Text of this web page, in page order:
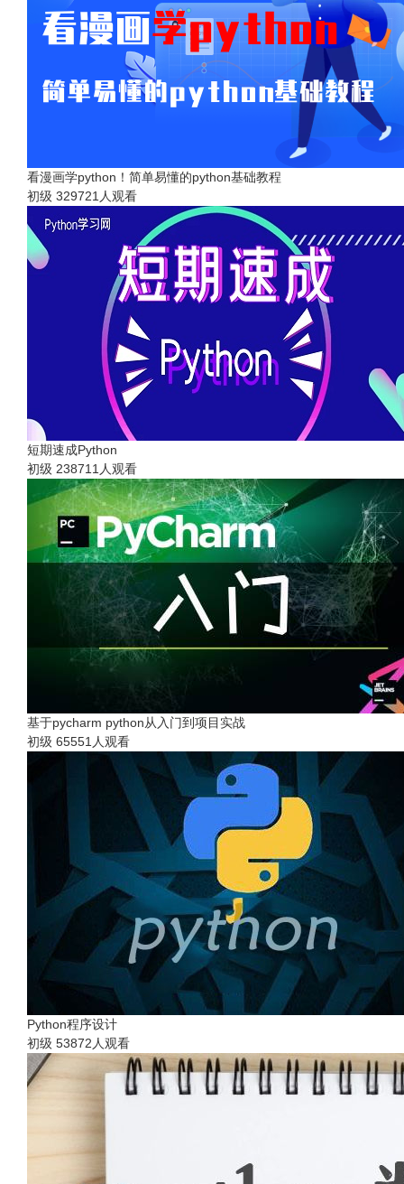
看漫画学python！简单易懂的python基础教程
初级 329721人观看
短期速成Python
初级 238711人观看
基于pycharm python从入门到项目实战
初级 65551人观看
Python程序设计
初级 53872人观看